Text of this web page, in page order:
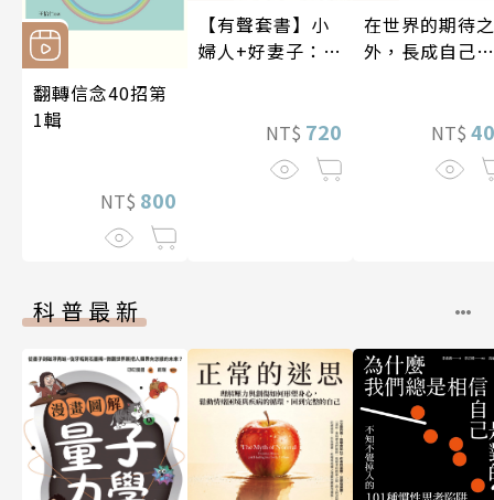
翻轉信念40招第
1輯
NT$ 800
【有聲套書】小
婦人+好妻子：路
NT$ 720
在世界的期待之
外，長成自己的
NT$
科普最新